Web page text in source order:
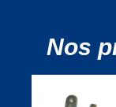
Nos